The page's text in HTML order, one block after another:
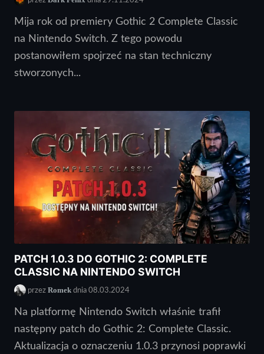
Mija rok od premiery Gothic 2 Complete Classic
na Nintendo Switch. Z tego powodu
postanowiłem spojrzeć na stan techniczny
stworzonych...
PATCH 1.0.3 DO GOTHIC 2: COMPLETE
CLASSIC NA NINTENDO SWITCH
przez Romek dnia 08.03.2024
Na platformę Nintendo Switch właśnie trafił
następny patch do Gothic 2: Complete Classic.
Aktualizacja o oznaczeniu 1.0.3 przynosi poprawki